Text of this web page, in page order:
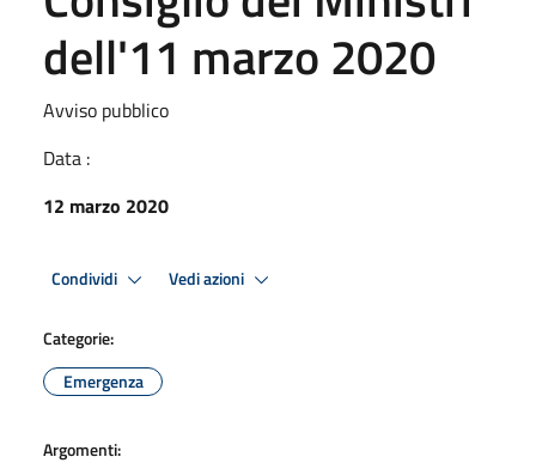
dell'11 marzo 2020
Avviso pubblico
Data :
12 marzo 2020
Condividi Vedi azioni
Categorie:
Emergenza
Argomenti: